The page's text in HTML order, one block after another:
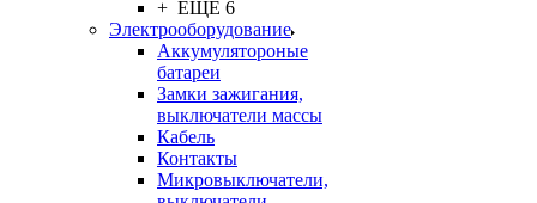
+ ЕЩЕ 6
Электрооборудование
Аккумулятороные
батареи
Замки зажигания,
выключатели массы
Кабель
Контакты
Микровыключатели,